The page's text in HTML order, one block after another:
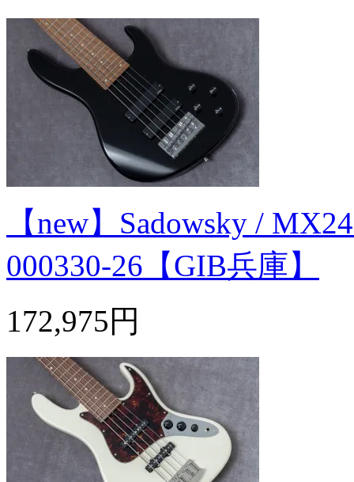
【new】Sadowsky /
000330-26【GIB兵庫】
172,975円